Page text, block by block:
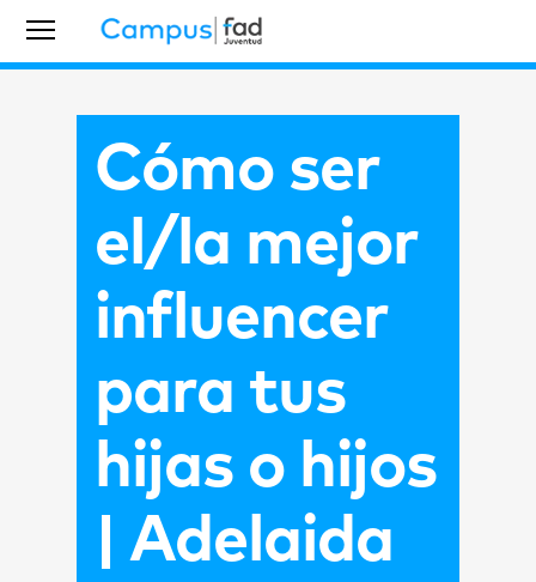
Cómo ser
el/la mejor
influencer
para tus
hijas o hijos
| Adelaida